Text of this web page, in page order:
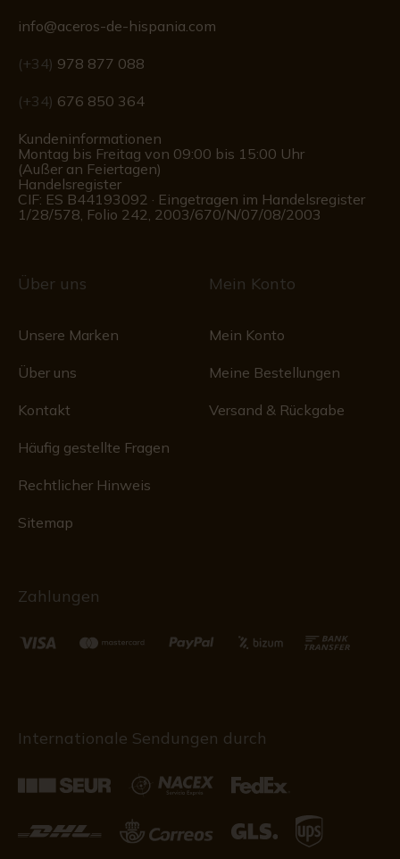
info@aceros-de-hispania.com
(+34) 978 877 088
(+34) 676 850 364
Kundeninformationen
Montag bis Freitag von 09:00 bis 15:00 Uhr
(Außer an Feiertagen)
Handelsregister
CIF: ES B44193092 · Eingetragen im Handelsregister
1/28/578, Folio 242, 2003/670/N/07/08/2003
Über uns
Unsere Marken
Über uns
Kontakt
Häufig gestellte Fragen
Rechtlicher Hinweis
Sitemap
Mein Konto
Mein Konto
Meine Bestellungen
Versand & Rückgabe
Zahlungen
Internationale Sendungen durch